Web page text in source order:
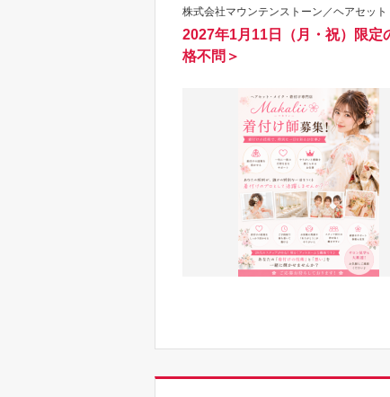
株式会社マウンテンストーン／ヘアセッ
2027年1月11日（月・祝）限
格不問＞